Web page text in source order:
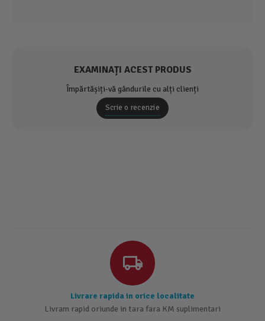
EXAMINAȚI ACEST PRODUS
Împărtășiți-vă gândurile cu alți clienți
Scrie o recenzie
Livrare rapida in orice localitate
Livram rapid oriunde in tara fara KM suplimentari